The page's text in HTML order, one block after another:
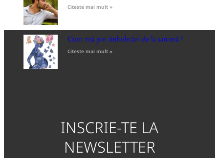
Citeste mai mult »
Cum mă pot îmbolnăvi de la sarcină ?
Citeste mai mult »
INSCRIE-TE LA
NEWSLETTER